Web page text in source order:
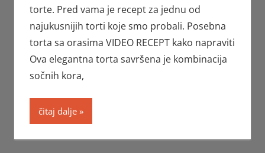
torte. Pred vama je recept za jednu od
najukusnijih torti koje smo probali. Posebna
torta sa orasima VIDEO RECEPT kako napraviti
Ova elegantna torta savršena je kombinacija
sočnih kora,
čitaj dalje